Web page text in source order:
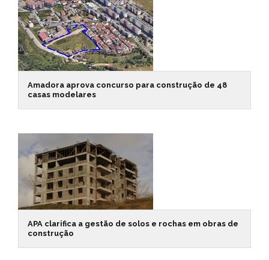
Amadora aprova concurso para construção de 48
casas modelares
APA clarifica a gestão de solos e rochas em obras de
construção